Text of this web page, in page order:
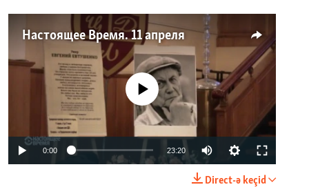
Настоящее Время. 11 апреля
No media source currently available
0:00 23:20
Direct-ə keçid